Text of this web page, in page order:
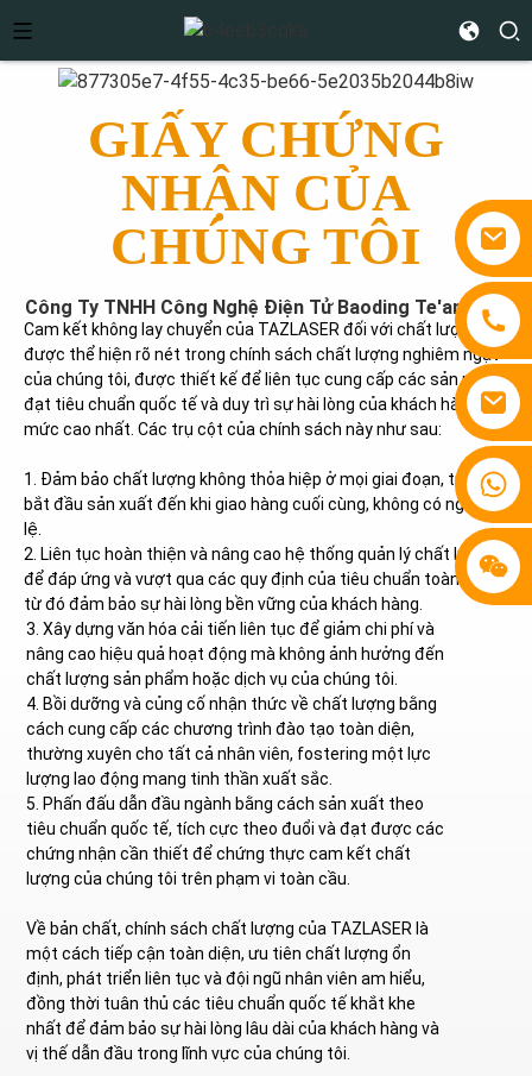
+86 15810767862
GIẤY CHỨNG
NHẬN CỦA
CHÚNG TÔI
Công Ty TNHH Công Nghệ Điện Tử Baoding Te'anzhou
Cam kết không lay chuyển của TAZLASER đối với chất lượng
được thể hiện rõ nét trong chính sách chất lượng nghiêm ngặt
của chúng tôi, được thiết kế để liên tục cung cấp các sản phẩm
đạt tiêu chuẩn quốc tế và duy trì sự hài lòng của khách hàng ở
mức cao nhất. Các trụ cột của chính sách này như sau:
1. Đảm bảo chất lượng không thỏa hiệp ở mọi giai đoạn, từ khi
bắt đầu sản xuất đến khi giao hàng cuối cùng, không có ngoại
lệ.
2. Liên tục hoàn thiện và nâng cao hệ thống quản lý chất lượng
để đáp ứng và vượt qua các quy định của tiêu chuẩn toàn cầu,
từ đó đảm bảo sự hài lòng bền vững của khách hàng.
3. Xây dựng văn hóa cải tiến liên tục để giảm chi phí và
nâng cao hiệu quả hoạt động mà không ảnh hưởng đến
chất lượng sản phẩm hoặc dịch vụ của chúng tôi.
4. Bồi dưỡng và củng cố nhận thức về chất lượng bằng
cách cung cấp các chương trình đào tạo toàn diện,
thường xuyên cho tất cả nhân viên, fostering một lực
lượng lao động mang tinh thần xuất sắc.
5. Phấn đấu dẫn đầu ngành bằng cách sản xuất theo
tiêu chuẩn quốc tế, tích cực theo đuổi và đạt được các
chứng nhận cần thiết để chứng thực cam kết chất
lượng của chúng tôi trên phạm vi toàn cầu.
Về bản chất, chính sách chất lượng của TAZLASER là
một cách tiếp cận toàn diện, ưu tiên chất lượng ổn
định, phát triển liên tục và đội ngũ nhân viên am hiểu,
đồng thời tuân thủ các tiêu chuẩn quốc tế khắt khe
nhất để đảm bảo sự hài lòng lâu dài của khách hàng và
vị thế dẫn đầu trong lĩnh vực của chúng tôi.